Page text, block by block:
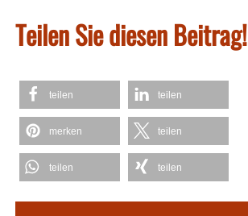
Teilen Sie diesen Beitrag!
teilen teilen
merken teilen
teilen teilen